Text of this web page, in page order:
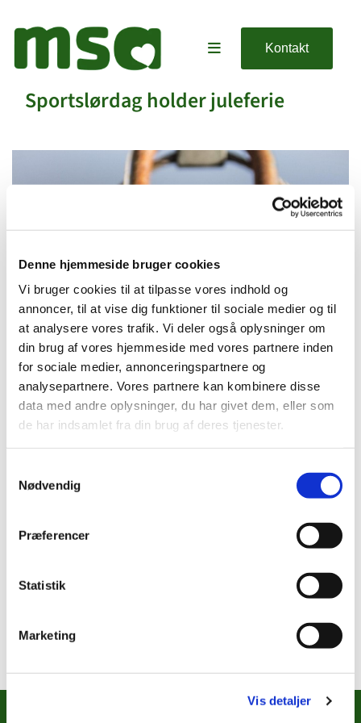
Denne hjemmeside bruger cookies
Vi bruger cookies til at tilpasse vores indhold og
annoncer, til at vise dig funktioner til sociale medier og til
at analysere vores trafik. Vi deler også oplysninger om
din brug af vores hjemmeside med vores partnere inden
for sociale medier, annonceringspartnere og
analysepartnere. Vores partnere kan kombinere disse
data med andre oplysninger, du har givet dem, eller som
de har indsamlet fra din brug af deres tjenester.
Nødvendig
Præferencer
Statistik
Marketing
Vis detaljer
Kontakt
Sportslørdag holder juleferie
Lørdag 26. december 2026, kl. 14:00 -
Krypten, Stokhusgade, København
Den 9. januar 2027 er der nytårsfest (billet kræves)